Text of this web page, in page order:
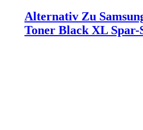
Alternativ Zu
Toner Black XL Spar-